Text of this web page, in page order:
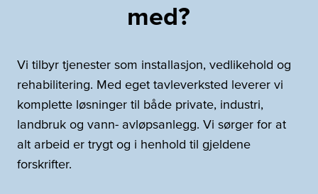
med?
Vi tilbyr tjenester som installasjon, vedlikehold og
rehabilitering. Med eget tavleverksted leverer vi
komplette løsninger til både private, industri,
landbruk og vann- avløpsanlegg. Vi sørger for at
alt arbeid er trygt og i henhold til gjeldene
forskrifter.